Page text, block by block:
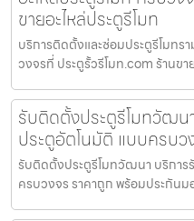
ขายอะไหล่ประตูรีโมท
บริการติดตั้งและซ่อมประตูรีโมทร
วงจรที่ ประตูรั้วรีโมท.com ร้านข
รับติดตั้งประตูรีโมทวัฒน
ประตูอัตโนมัติ แบบครบว
รับติดตั้งประตูรีโมทวัฒนา บริการ
ครบวงจร ราคาถูก พร้อมประกันม